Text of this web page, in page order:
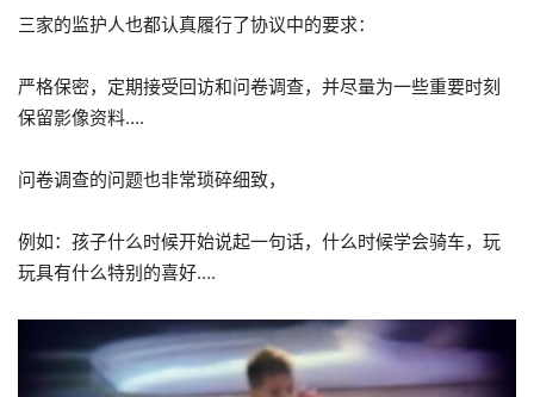
三家的监护人也都认真履行了协议中的要求：
严格保密，定期接受回访和问卷调查，并尽量为一些重要时刻
保留影像资料….
问卷调查的问题也非常琐碎细致，
例如：孩子什么时候开始说起一句话，什么时候学会骑车，玩
玩具有什么特别的喜好….